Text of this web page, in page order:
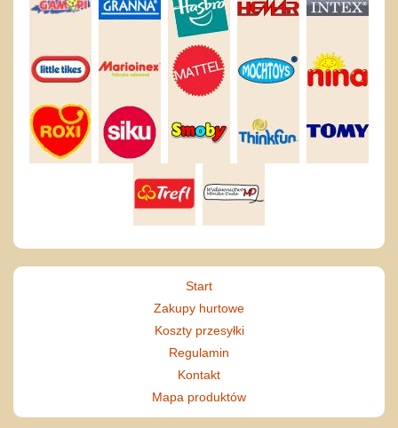
Start
Zakupy hurtowe
Koszty przesyłki
Regulamin
Kontakt
Mapa produktów